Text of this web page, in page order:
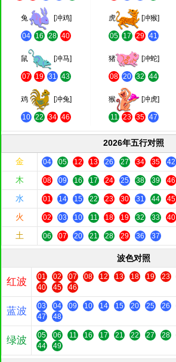
兔 [冲鸡]
04 16 28 40
虎 [冲猴]
05 17 29 41
鼠 [冲马]
07 19 31 43
猪 [冲蛇]
08 20 32 44
鸡 [冲兔]
10 22 34 46
猴 [冲虎]
11 23 35 47
2026年五行对照
金
04 05 12 13 26 27 34 35 42
木 08 09 16 17 24 25 38 39 46
水 01 14 15 22 23 30 31 44 45
火 02 03 10 11 18 19 32 33 40
土 06 07 20 21 28 29 36 37
波色对照
红波 01 02 07 08 12 13 18 19 23
40
45 46
蓝波 03 04 09 10 14 15 20 25 26
47
48
绿波 05 06 11 16 17 21 22 27 28
44
49